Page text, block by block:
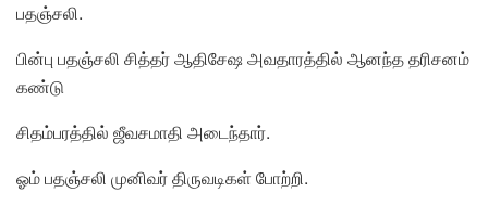
பதஞ்சலி.
பின்பு பதஞ்சலி சித்தர் ஆதிசேஷ அவதாரத்தில் ஆனந்த தரிசனம்
கண்டு
சிதம்பரத்தில் ஜீவசமாதி அடைந்தார்.
ஓம் பதஞ்சலி முனிவர் திருவடிகள் போற்றி.